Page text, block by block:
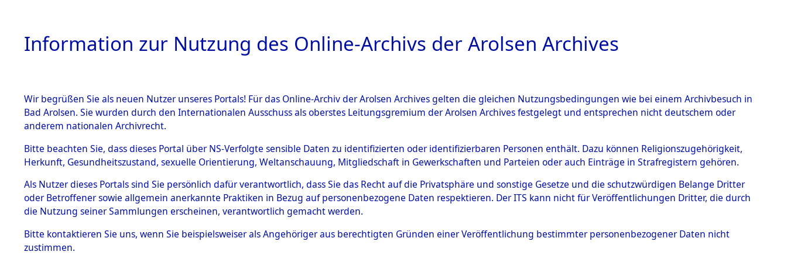
HOME BESTANDSBESCHREIBUNG ARCHIVALE ÜBERSICHT BILD
BESTÄNDE
Inhaftierungsdoku
mente
5. Verschiedenes
Todesmärsche
5.3.1 Alliierte
Konzentrationslager Natzweiler: Nachkriegs-Dokumente
betreffend das Kommando Bisingen: III. Exhumierungen
"Direction des Personnes Déplacées", "Elements D´Identification"
→0302 (82125200)
Information zur Nutzung des Online-Archivs der Arolsen Archives
Wir begrüßen Sie als neuen Nutzer unseres Portals! Für das Online-Archiv der Arolsen Archives gelten die gleichen Nutzungsbedingungen wie bei einem Archivbesuch in
Bad Arolsen. Sie wurden durch den Internationalen Ausschuss als oberstes Leitungsgremium der Arolsen Archives festgelegt und entsprechen nicht deutschem oder
anderem nationalen Archivrecht.
Bitte beachten Sie, dass dieses Portal über NS-Verfolgte sensible Daten zu identifizierten oder identifizierbaren Personen enthält. Dazu können Religionszugehörigkeit,
Herkunft, Gesundheitszustand, sexuelle Orientierung, Weltanschauung, Mitgliedschaft in Gewerkschaften und Parteien oder auch Einträge in Strafregistern gehören.
Als Nutzer dieses Portals sind Sie persönlich dafür verantwortlich, dass Sie das Recht auf die Privatsphäre und sonstige Gesetze und die schutzwürdigen Belange Dritter
oder Betroffener sowie allgemein anerkannte Praktiken in Bezug auf personenbezogene Daten respektieren. Der ITS kann nicht für Veröffentlichungen Dritter, die durch
die Nutzung seiner Sammlungen erscheinen, verantwortlich gemacht werden.
Bitte kontaktieren Sie uns, wenn Sie beispielsweiser als Angehöriger aus berechtigten Gründen einer Veröffentlichung bestimmter personenbezogener Daten nicht
zustimmen.